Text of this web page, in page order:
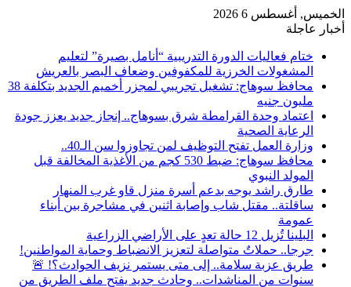
الخميس, أغسطس 6 2026
أخبار عاجلة
ختام فعاليات الدورة التدريبية “أنامل بصيرة” لتعليم
المشغولات الخرزية للمكفوفين وضعاف البصر بالعريش
محافظ سوهاج: تشغيل تجريبي لمجزر أخميم الجديد بتكلفة 38
مليون جنيه
اعتماد وحدة القرامطة شرق بسوهاج.. إنجاز جديد يعزز جودة
الرعاية الصحية
وزارة العمل تفتح التوظيف لمن تجاوزوا سن الـ40..
محافظ سوهاج: ضبط 530 كجم من الأغذية المخالفة قبل
المولد النبوي
طارق راشد يوجه بدعم أسرة منزل قاو غرب المنهار
ساقلتة.. مقتل شاب وإصابة اثنين في مشاجرة بين أبناء
عمومة
البلينا تُزيل 12 حالة تعدٍ على الأراضي الزراعية
جرجا.. حملاتٌ متواصلة لتعزيز الانضباط وحماية المواطنين!
طريق عزبة سلامة.. إلى متى يستمر نزيف الحوادث؟! 🚨
سنوات من المناشدات.. وحادث جديد يفتح ملف الطريق من